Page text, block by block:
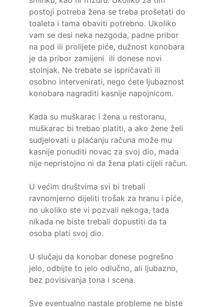
postoji potreba žena se treba prošetati do
toaleta i tama obaviti potrebno. Ukoliko
vam se desi neka nezgoda, padne pribor
na pod ili prolijete piće, dužnost konobara
je da pribor zamijeni ili donese novi
stolnjak. Ne trebate se ispričavati ili
osobno intervenirati, nego ćete ljubaznost
konobara nagraditi kasnije napojnicom.
Kada su muškarac i žena u restoranu,
muškarac bi trebao platiti, a ako žene želi
sudjelovati u plaćanju računa može mu
kasnije ponuditi novac za svoj dio, mada
nije nepristojno ni da žena plati cijeli račun.
U većim društvima svi bi trebali
ravnomjerno dijeliti trošak za hranu i piće,
no ukoliko ste vi pozvali nekoga, tada
nikada ne biste trebali dopustiti da ta
osoba plati svoj dio.
U slučaju da konobar donese pogrešno
jelo, odbijte to jelo odlučno, ali ljubazno,
bez povisivanja tona i scena.
Sve eventualno nastale probleme ne biste